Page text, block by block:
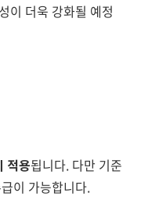
이 더욱 강화될 예정
적용됩니다. 다만 기준
이 가능합니다.